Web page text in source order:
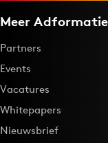
Meer Adformatie
Partners
Events
Vacatures
Whitepapers
Nieuwsbrief